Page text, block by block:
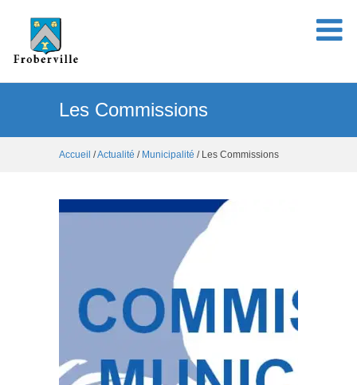
Les Commissions
Accueil /Actualité / Municipalité / Les Commissions